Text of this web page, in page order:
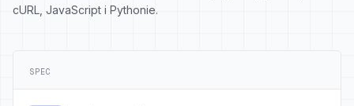
cURL, JavaScript i Pythonie.
SPEC